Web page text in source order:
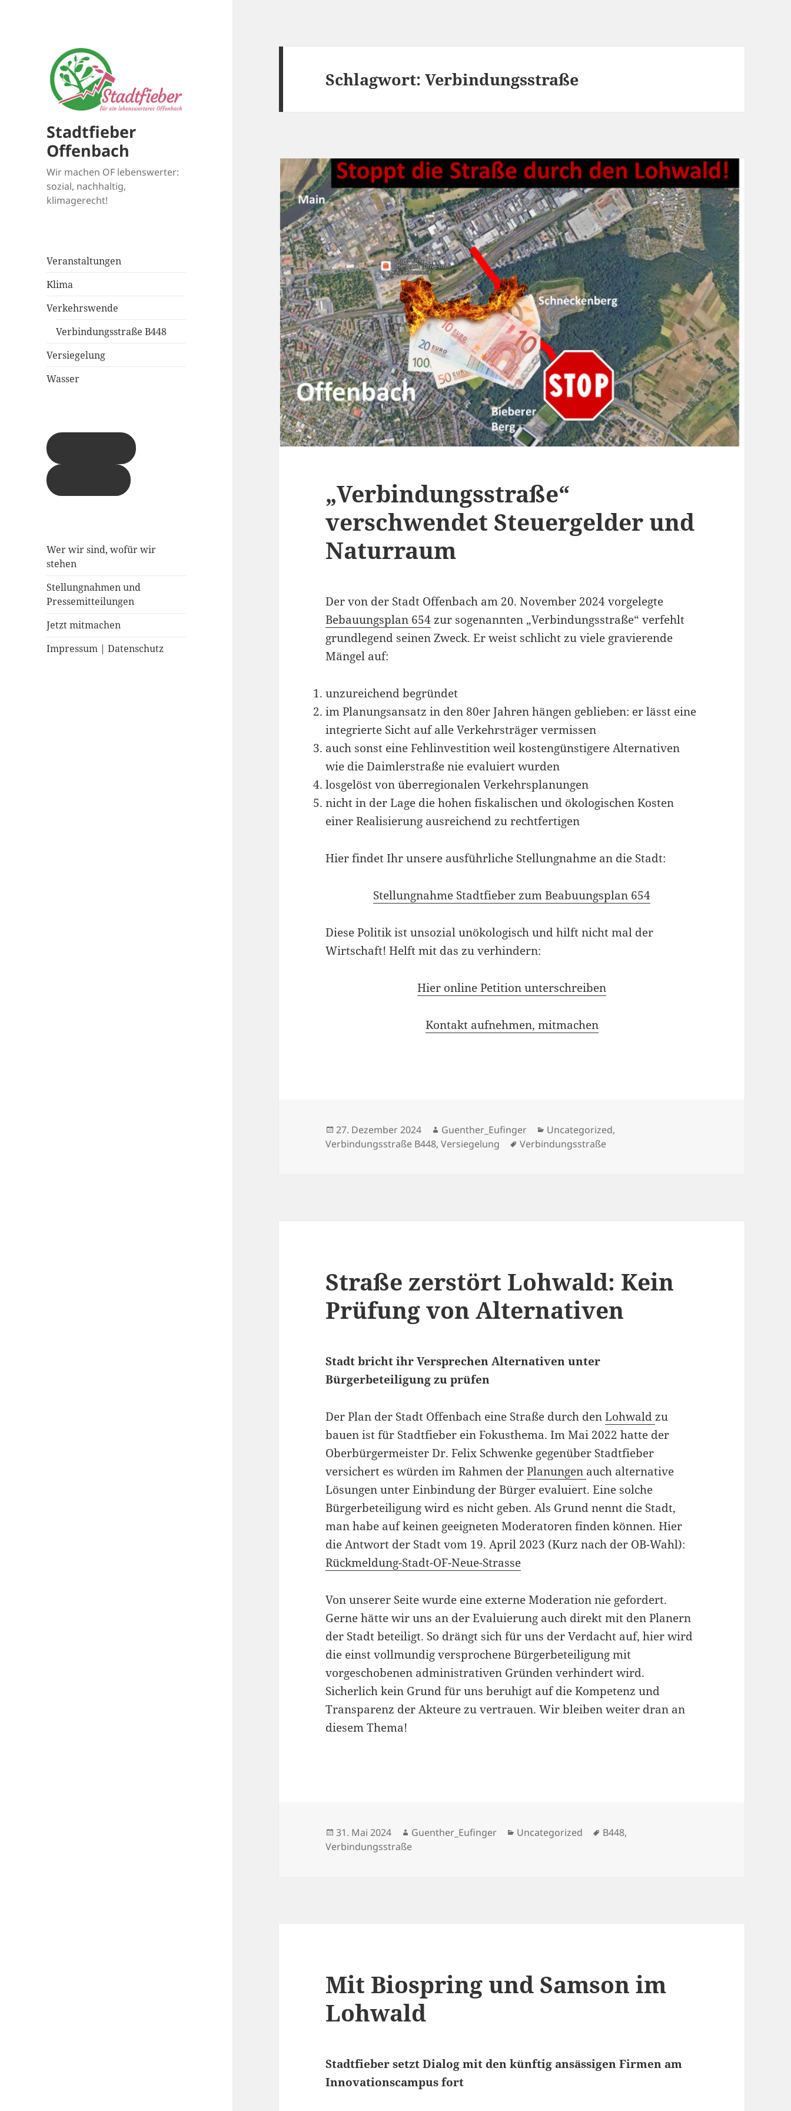
Stadtfieber
Offenbach
Wir machen OF lebenswerter:
sozial, nachhaltig,
klimagerecht!
Veranstaltungen
Klima
Verkehrswende
Verbindungsstraße B448
Versiegelung
Wasser
Wer wir sind, wofür wir
stehen
Stellungnahmen und
Pressemitteilungen
Jetzt mitmachen
Impressum | Datenschutz
Schlagwort:Verbindungsstraße
„Verbindungsstraße“
verschwendet Steuergelder und
Naturraum
Der von der Stadt Offenbach am 20. November 2024 vorgelegte
Bebauungsplan 654zur sogenannten „Verbindungsstraße“ verfehlt
grundlegend seinen Zweck. Er weist schlicht zu viele gravierende
Mängel auf:
unzureichend begründet
im Planungsansatz in den 80er Jahren hängen geblieben: er lässt eine
integrierte Sicht auf alle Verkehrsträger vermissen
auch sonst eine Fehlinvestition weil kostengünstigere Alternativen
wie die Daimlerstraße nie evaluiert wurden
losgelöst von überregionalen Verkehrsplanungen
nicht in der Lage die hohen fiskalischen und ökologischen Kosten
einer Realisierung ausreichend zu rechtfertigen
Hier findet Ihr unsere ausführliche Stellungnahme an die Stadt:
Stellungnahme Stadtfieber zum Beabuungsplan 654
Diese Politik ist unsozial unökologisch und hilft nicht mal der
Wirtschaft! Helft mit das zu verhindern:
Hier online Petition unterschreiben
Kontakt aufnehmen, mitmachen
Veröffentlicht
am
27. Dezember 2024 Autor
Guenther_Eufinger Kategorien
Uncategorized,
Verbindungsstraße B448,Versiegelung Schlagwörter
Verbindungsstraße
Straße zerstört Lohwald: Kein
Prüfung von Alternativen
Stadt bricht ihr Versprechen Alternativen unter
Bürgerbeteiligung zu prüfen
Der Plan der Stadt Offenbach eine Straße durch denLohwaldzu
bauen ist für Stadtfieber ein Fokusthema. Im Mai 2022 hatte der
Oberbürgermeister Dr. Felix Schwenke gegenüber Stadtfieber
versichert es würden im Rahmen derPlanungen auch alternative
Lösungen unter Einbindung der Bürger evaluiert. Eine solche
Bürgerbeteiligung wird es nicht geben. Als Grund nennt die Stadt,
man habe auf keinen geeigneten Moderatoren finden können. Hier
die Antwort der Stadt vom 19. April 2023 (Kurz nach der OB-Wahl):
Rückmeldung-Stadt-OF-Neue-Strasse
Von unserer Seite wurde eine externe Moderation nie gefordert.
Gerne hätte wir uns an der Evaluierung auch direkt mit den Planern
der Stadt beteiligt. So drängt sich für uns der Verdacht auf, hier wird
die einst vollmundig versprochene Bürgerbeteiligung mit
vorgeschobenen administrativen Gründen verhindert wird.
Sicherlich kein Grund für uns beruhigt auf die Kompetenz und
Transparenz der Akteure zu vertrauen. Wir bleiben weiter dran an
diesem Thema!
Veröffentlicht
am
31. Mai 2024 Autor
Guenther_Eufinger Kategorien
Uncategorized Schlagwörter
B448,
Verbindungsstraße
Mit Biospring und Samson im
Lohwald
Stadtfieber setzt Dialog mit den künftig ansässigen Firmen am
Innovationscampus fort